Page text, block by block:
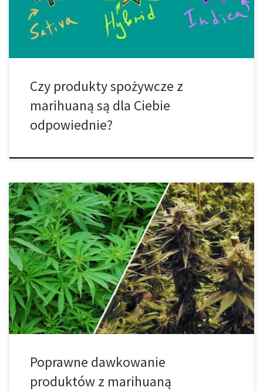
Istnieje wiele czynników, które […]
Czy produkty spożywcze z
marihuaną są dla Ciebie
odpowiednie?
Poprawne dawkowanie produktów spożywczych z marihuaną.
Kiedy nauczysz się dekarboksylować marihuanę oraz wytwarzać
masło konopne, możesz zacząć wytwarzać własne produkty
spożywcze. Ale od początku – zanim przejdziemy dalej musimy
porozmawiać o tym jak je dawkować. Mimo, że nikt nigdy nie
umarł z powodu przedawkowania cannabis, wiele osób cierpiało
z powodu […]
Poprawne dawkowanie
produktów z marihuaną